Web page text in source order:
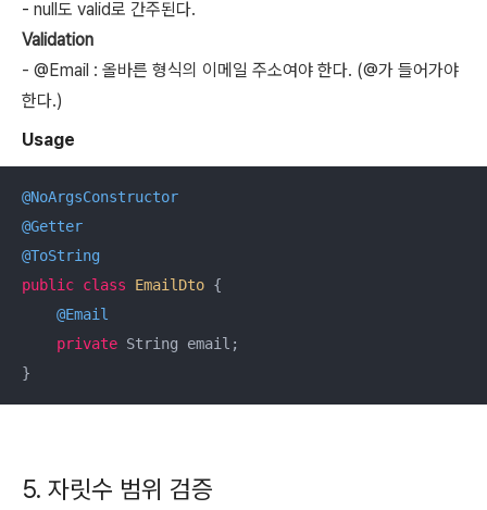
- null 도 valid로 간주된다.
Validation
- @Email : 올바른 형식의 이메일 주소여야 한다. (@가 들어가야
한다.)
Usage
@NoArgsConstructor
@Getter
@ToString
public class EmailDto {
@Email
private String email;
5. 자릿수 범위 검증